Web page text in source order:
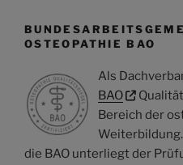
OSTEOPATHIE BAO
Als
BAO
Bereich der
die BAO unterliegt der